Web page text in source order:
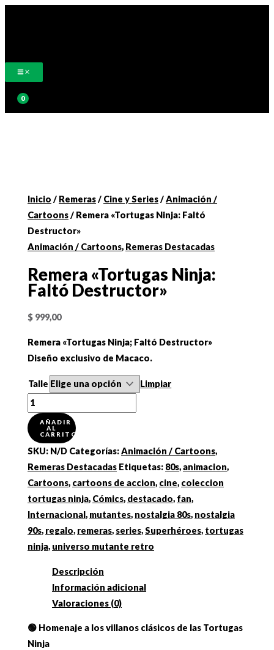
Inicio / Remeras/ Cine y Series/Animación /
Cartoons/ Remera «Tortugas Ninja: Faltó
Destructor»
Animación / Cartoons, Remeras Destacadas
Remera «Tortugas Ninja:
Faltó Destructor»
$ 999,00
Remera «Tortugas Ninja; Faltó Destructor»
Diseño exclusivo de Macaco.
Talle
Limpiar
Remera
"Tortugas
Ninja:
Faltó
Destructor"
cantidad
AÑADIR
AL
CARRITO
SKU: N/D Categorías:Animación / Cartoons,
Remeras Destacadas Etiquetas: 80s,animacion,
Cartoons, cartoons de accion, cine, coleccion
tortugas ninja, Cómics, destacado, fan,
Internacional, mutantes, nostalgia 80s, nostalgia
90s, regalo, remeras, series,Superhéroes, tortugas
ninja, universo mutante retro
Descripción
Información adicional
Valoraciones (0)
🟢 Homenaje a los villanos clásicos de las Tortugas
Ninja